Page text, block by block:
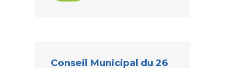
Conseil Municipal du 26